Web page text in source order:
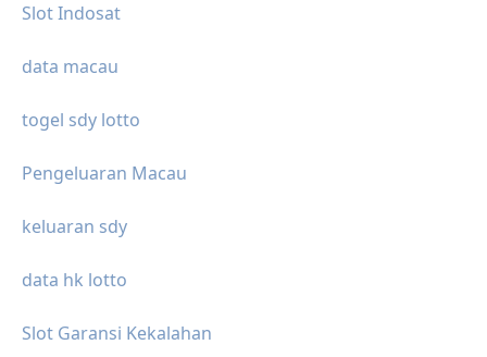
Slot Indosat
data macau
togel sdy lotto
Pengeluaran Macau
keluaran sdy
data hk lotto
Slot Garansi Kekalahan